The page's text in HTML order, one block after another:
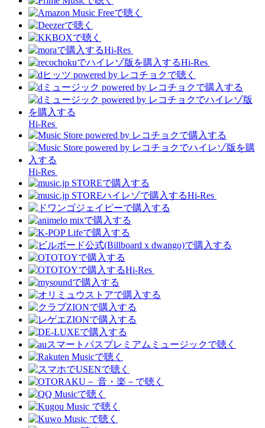
Hi-Res
Hi-Res
Hi-Res
Hi-Res
Hi-Res
Hi-Res